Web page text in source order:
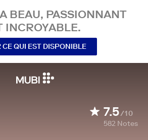
BEAU, PASSIONNANT
INCROYABLE.
CE QUI EST DISPONIBLE
7.5/10
582 Notes